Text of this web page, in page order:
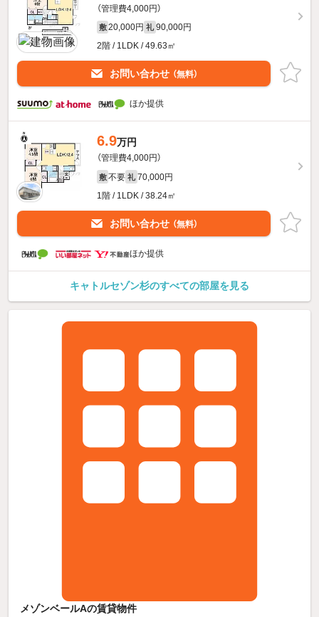
（管理費4,000円）
敷 20,000円 礼 90,000円
2階 / 1LDK / 49.63㎡
お問い合わせ （無料）
ほか提供
6.9万円
（管理費4,000円）
敷 不要 礼 70,000円
1階 / 1LDK / 38.24㎡
お問い合わせ （無料）
ほか提供
キャトルセゾン杉のすべての部屋を見る
メゾンベールAの賃貸物件